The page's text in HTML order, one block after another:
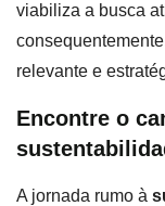
viabiliza a busca
relevante e
Encontre o
A jornada rumo à